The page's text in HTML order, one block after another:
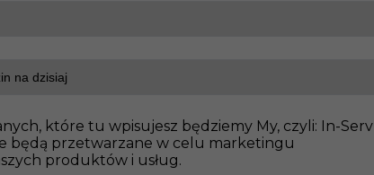
które tu wpisujesz będziemy My, czyli: In-Serv
będą przetwarzane w celu marketingu
produktów i usług.